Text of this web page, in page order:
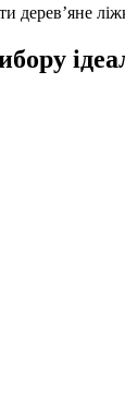
дерев’яне